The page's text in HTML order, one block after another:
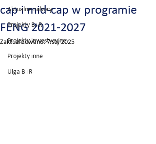
Aktualne nabory
Projekty B+R
Projekty inwestycyjne
Projekty inne
Ulga B+R
cap i mid-cap w programie
FENG 2021-2027
Zaktualizowano:7 sty 2025